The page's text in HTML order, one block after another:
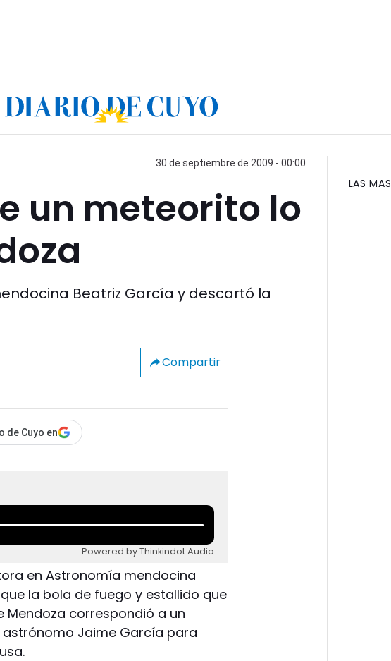
30 de septiembre de 2009 - 00:00
un meteorito lo
Beatriz García y descartó la
Compartir
de Cuyo en
Powered by Thinkindot Audio
en Astronomía mendocina
la bola de fuego y estallido que
Mendoza correspondió a un
Jaime García para
LAS